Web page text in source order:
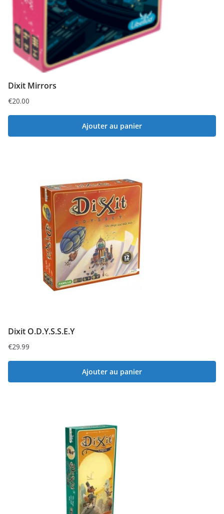
Dixit Mirrors
€20.00
Ajouter au panier
Dixit O.D.Y.S.S.E.Y
€29.99
Ajouter au panier